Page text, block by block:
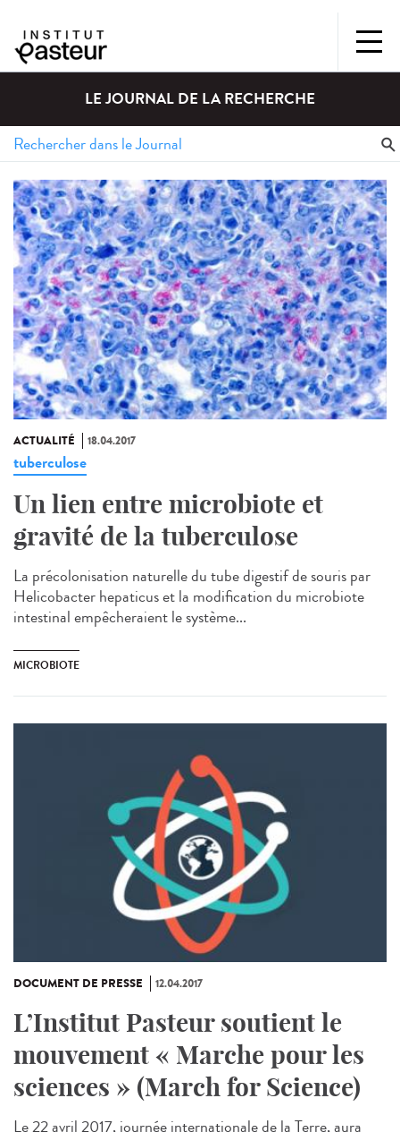
LE JOURNAL DE LA RECHERCHE
ACTUALITÉ 18.04.2017
tuberculose
Un lien entre microbiote et
gravité de la tuberculose
La précolonisation naturelle du tube digestif de souris par
Helicobacter hepaticus et la modification du microbiote
intestinal empêcheraient le système...
MICROBIOTE
DOCUMENT DE PRESSE 12.04.2017
L’Institut Pasteur soutient le
mouvement « Marche pour les
sciences » (March for Science)
Le 22 avril 2017, journée internationale de la Terre, aura